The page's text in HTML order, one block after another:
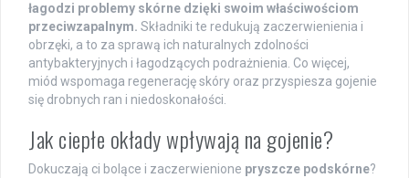
łagodzi problemy skórne dzięki swoim właściwościom
przeciwzapalnym. Składniki te redukują zaczerwienienia i
obrzęki, a to za sprawą ich naturalnych zdolności
antybakteryjnych i łagodzących podrażnienia. Co więcej,
miód wspomaga regenerację skóry oraz przyspiesza gojenie
się drobnych ran i niedoskonałości.
Jak ciepłe okłady wpływają na gojenie?
Dokuczają ci bolące i zaczerwienione pryszcze podskórne?